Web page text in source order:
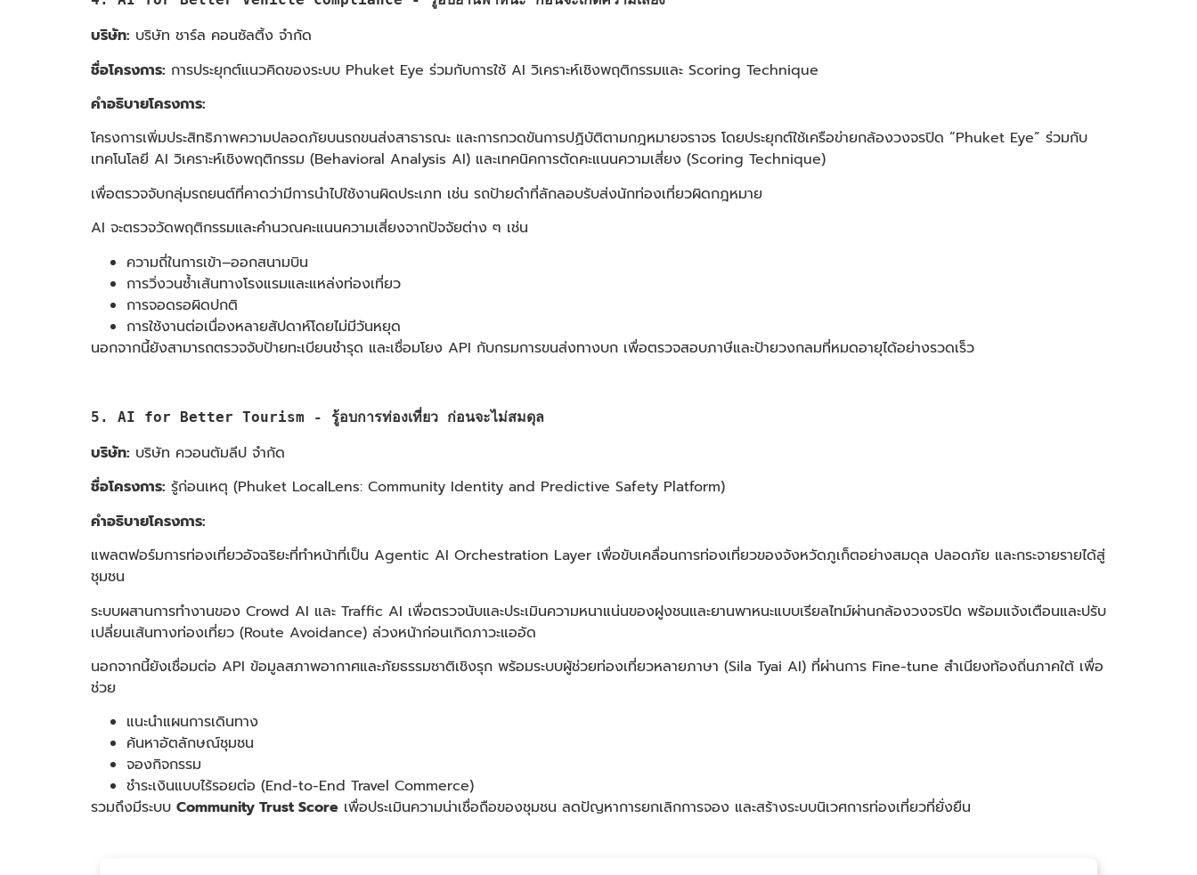
บริษัท: บริษัท ชาร์ล คอนซัลติ้ง จำกัด
ชื่อโครงการ: การประยุกต์แนวคิดของระบบ Phuket Eye ร่วมกับการใช้ AI วิเคราะห์เชิงพฤติกรรมและ Scoring Technique
คำอธิบายโครงการ:
โครงการเพิ่มประสิทธิภาพความปลอดภัยบนรถขนส่งสาธารณะ และการกวดขันการปฏิบัติตามกฎหมายจราจร โดยประยุกต์ใช้เครือข่ายกล้องวงจรปิด “Phuket Eye” ร่วมกับ
เทคโนโลยี AI วิเคราะห์เชิงพฤติกรรม (Behavioral Analysis AI) และเทคนิคการตัดคะแนนความเสี่ยง (Scoring Technique)
เพื่อตรวจจับกลุ่มรถยนต์ที่คาดว่ามีการนำไปใช้งานผิดประเภท เช่น รถป้ายดำที่ลักลอบรับส่งนักท่องเที่ยวผิดกฎหมาย
AI จะตรวจวัดพฤติกรรมและคำนวณคะแนนความเสี่ยงจากปัจจัยต่าง ๆ เช่น
ความถี่ในการเข้า–ออกสนามบิน
การวิ่งวนซ้ำเส้นทางโรงแรมและแหล่งท่องเที่ยว
การจอดรอผิดปกติ
การใช้งานต่อเนื่องหลายสัปดาห์โดยไม่มีวันหยุด
นอกจากนี้ยังสามารถตรวจจับป้ายทะเบียนชำรุด และเชื่อมโยง API กับกรมการขนส่งทางบก เพื่อตรวจสอบภาษีและป้ายวงกลมที่หมดอายุได้อย่างรวดเร็ว
5. AI for Better Tourism - รู้อบการท่องเที่ยว ก่อนจะไม่สมดุล
บริษัท: บริษัท ควอนตัมลีป จำกัด
ชื่อโครงการ: รู้ก่อนเหตุ (Phuket LocalLens: Community Identity and Predictive Safety Platform)
คำอธิบายโครงการ:
แพลตฟอร์มการท่องเที่ยวอัจฉริยะที่ทำหน้าที่เป็น Agentic AI Orchestration Layer เพื่อขับเคลื่อนการท่องเที่ยวของจังหวัดภูเก็ตอย่างสมดุล ปลอดภัย และกระจายรายได้สู่
ชุมชน
ระบบผสานการทำงานของ Crowd AI และ Traffic AI เพื่อตรวจนับและประเมินความหนาแน่นของฝูงชนและยานพาหนะแบบเรียลไทม์ผ่านกล้องวงจรปิด พร้อมแจ้งเตือนและปรับ
เปลี่ยนเส้นทางท่องเที่ยว (Route Avoidance) ล่วงหน้าก่อนเกิดภาวะแออัด
นอกจากนี้ยังเชื่อมต่อ API ข้อมูลสภาพอากาศและภัยธรรมชาติเชิงรุก พร้อมระบบผู้ช่วยท่องเที่ยวหลายภาษา (Sila Tyai AI) ที่ผ่านการ Fine-tune สำเนียงท้องถิ่นภาคใต้ เพื่อ
ช่วย
แนะนำแผนการเดินทาง
ค้นหาอัตลักษณ์ชุมชน
จองกิจกรรม
ชำระเงินแบบไร้รอยต่อ (End-to-End Travel Commerce)
รวมถึงมีระบบ Community Trust Score เพื่อประเมินความน่าเชื่อถือของชุมชน ลดปัญหาการยกเลิกการจอง และสร้างระบบนิเวศการท่องเที่ยวที่ยั่งยืน